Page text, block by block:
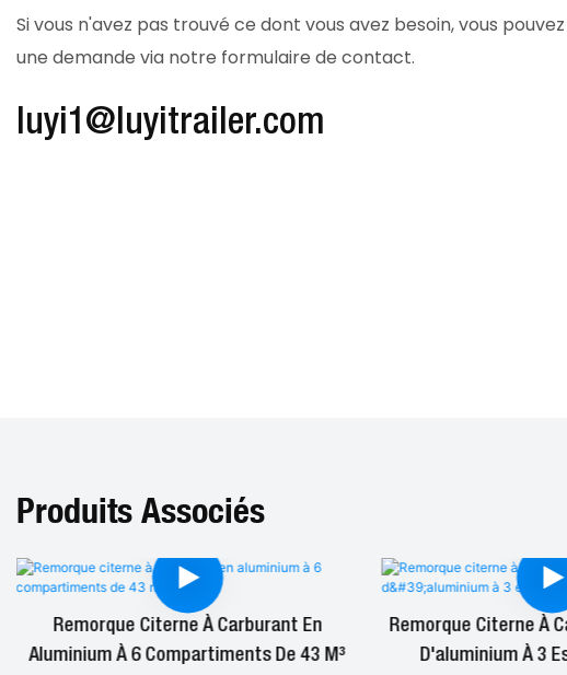
Si vous n'avez pas trouvé ce dont vous avez besoin, vous
une demande via notre formulaire de contact.
luyi1@luyitrailer.com
Produits Associés
Remorque Citerne À Carburant En
Aluminium À 6 Compartiments De 43 M³
Remorque Citerne À
D'aluminium À 3